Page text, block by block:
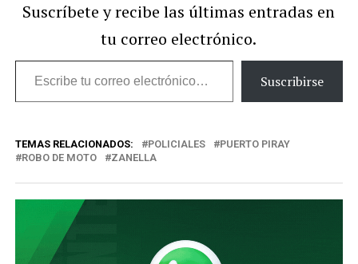
Suscríbete y recibe las últimas entradas en
tu correo electrónico.
Escribe
tu
electrónico…
Suscribirse
TEMAS RELACIONADOS: POLICIALES
PUERTO PIRAY
ROBO DE MOTO
ZANELLA